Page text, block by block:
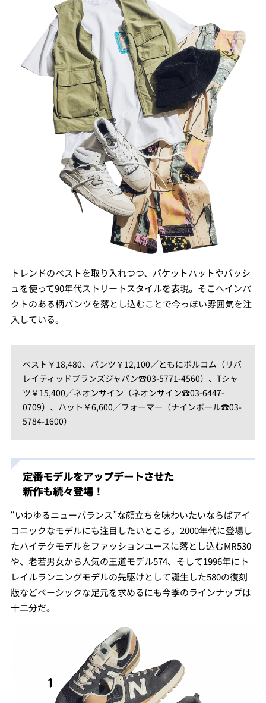
トレンドのベストを取り入れつつ、バケットハットやバッシ
ュを使って90年代ストリートスタイルを表現。そこへインパ
クトのある柄パンツを落とし込むことで今っぽい雰囲気を注
入している。
ベスト￥18,480、パンツ￥12,100／ともにボルコム（リバ
レイティッドブランズジャパン☎03-5771-4560）、Tシャ
ツ￥15,400／ネオンサイン（ネオンサイン☎03-6447-
0709）、ハット￥6,600／フォーマー（ナインボール☎03-
5784-1600）
定番モデルをアップデートさせた
新作も続々登場！
“いわゆるニューバランス”な顔立ちを味わいたいならばアイ
コニックなモデルにも注目したいところ。2000年代に登場し
たハイテクモデルをファッションユースに落とし込むMR530
や、老若男女から人気の王道モデル574、そして1996年にト
レイルランニングモデルの先駆けとして誕生した580の復刻
版などベーシックな足元を求めるにも今季のラインナップは
十二分だ。